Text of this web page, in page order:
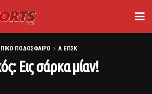
ΠΟΔΟΣΦΑΙΡΟ Α ΕΠΣΚ
Εις σάρκα μίαν!